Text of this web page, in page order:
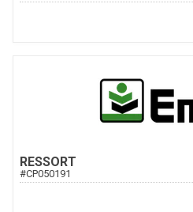
RESSORT
#CP050191